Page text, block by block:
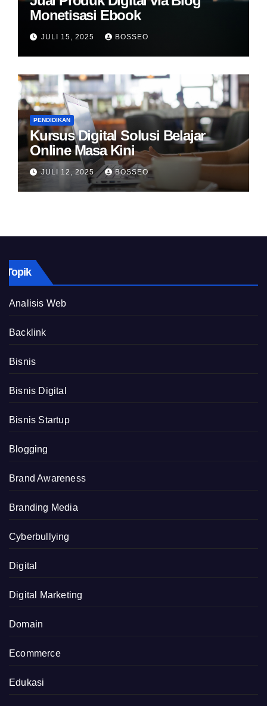
Monetisasi Ebook
JULI 15, 2025 BOSSEO
PENDIDIKAN
Kursus Digital Solusi Belajar
Online Masa Kini
JULI 12, 2025 BOSSEO
Topik
Analisis Web
Backlink
Bisnis
Bisnis Digital
Bisnis Startup
Blogging
Brand Awareness
Branding Media
Cyberbullying
Digital
Digital Marketing
Domain
Ecommerce
Edukasi